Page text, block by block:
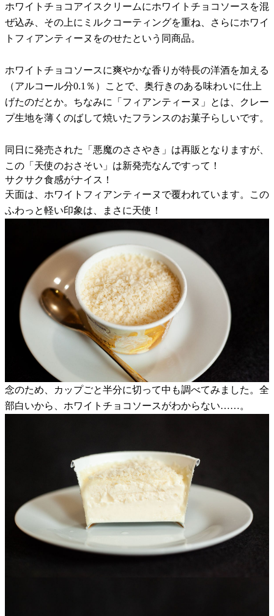
ホワイトチョコアイスクリームにホワイトチョコソースを混
ぜ込み、その上にミルクコーティングを重ね、さらにホワイ
トフィアンティーヌをのせたという同商品。
ホワイトチョコソースに爽やかな香りが特長の洋酒を加える
（アルコール分0.1％）ことで、奥行きのある味わいに仕上
げたのだとか。ちなみに「フィアンティーヌ」とは、クレー
プ生地を薄くのばして焼いたフランスのお菓子らしいです。
同日に発売された「悪魔のささやき」は再販となりますが、
この「天使のおさそい」は新発売なんですって！
サクサク食感がナイス！
天面は、ホワイトフィアンティーヌで覆われています。この
ふわっと軽い印象は、まさに天使！
念のため、カップごと半分に切って中も調べてみました。全
部白いから、ホワイトチョコソースがわからない……。